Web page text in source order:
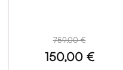
759,00 €
150,00 €